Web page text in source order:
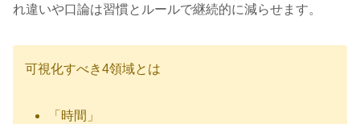
れ違いや口論は習慣とルールで継続的に減らせます。
可視化すべき4領域とは
「時間」